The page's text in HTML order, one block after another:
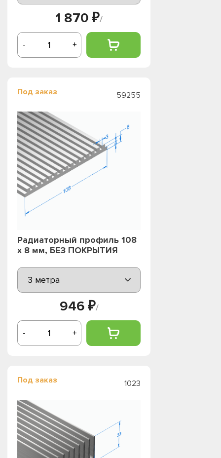
1 870 ₽/
- +
Под заказ 59255
Радиаторный профиль 108
х 8 мм, БЕЗ ПОКРЫТИЯ
946 ₽/
- +
Под заказ 1023